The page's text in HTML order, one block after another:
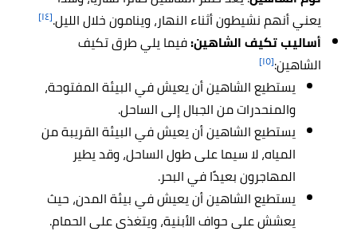
يعني أنهم نشيطون أثناء النهار، وينامون خلال الليل.[١٤]
أساليب تكيف الشاهين:فيما يلي طرق تكيف
الشاهين:[١٥]
يستطيع الشاهين أن يعيش في البيئة المفتوحة،
والمنحدرات من الجبال إلى الساحل.
يستطيع الشاهين أن يعيش في البيئة القريبة من
المياه، لا سيما على طول الساحل، وقد يطير
المهاجرون بعيدًا في البحر.
يستطيع الشاهين أن يعيش في بيئة المدن، حيث
يعشش على حواف الأبنية، ويتغذى على الحمام.